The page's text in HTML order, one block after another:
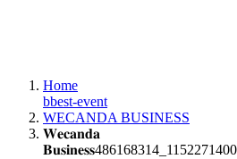
Home
bbest-event
WECANDA BUSINESS
𝐖𝐞𝐜𝐚𝐧𝐝𝐚